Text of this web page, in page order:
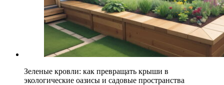
Зеленые кровли: как превращать крыши в
экологические оазисы и садовые пространства